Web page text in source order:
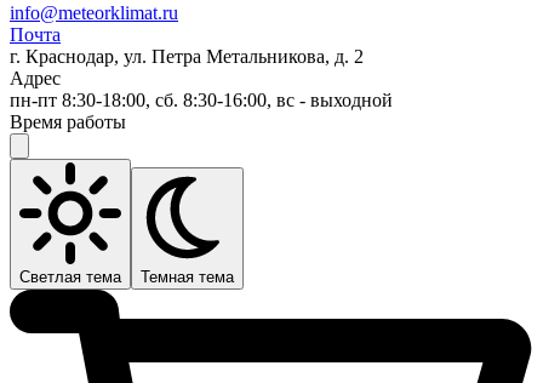
info@meteorklimat.ru
Почта
г. Краснодар, ул. Петра Метальникова, д. 2
Адрес
пн-пт 8:30-18:00, сб. 8:30-16:00, вс - выходной
Время работы
Светлая тема Темная тема